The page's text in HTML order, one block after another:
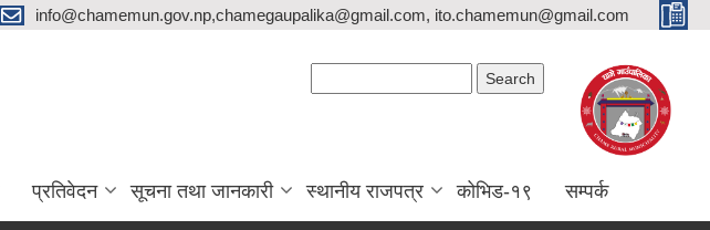
info@chamemun.gov.np,chamegaupalika@gmail.com, ito.chamemun@gmail.com
प्रतिवेदन सूचना तथा जानकारी स्थानीय राजपत्र कोभिड-१९ सम्पर्क